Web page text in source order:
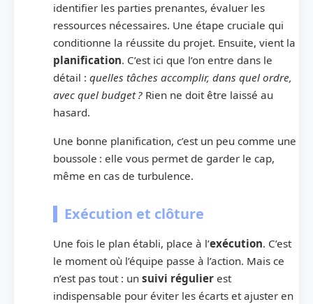
identifier les parties prenantes, évaluer les
ressources nécessaires. Une étape cruciale qui
conditionne la réussite du projet. Ensuite, vient la
planification. C’est ici que l’on entre dans le
détail : quelles tâches accomplir, dans quel ordre,
avec quel budget ? Rien ne doit être laissé au
hasard.
Une bonne planification, c’est un peu comme une
boussole : elle vous permet de garder le cap,
même en cas de turbulence.
Exécution et clôture
Une fois le plan établi, place à l’exécution. C’est
le moment où l’équipe passe à l’action. Mais ce
n’est pas tout : un suivi régulier est
indispensable pour éviter les écarts et ajuster en